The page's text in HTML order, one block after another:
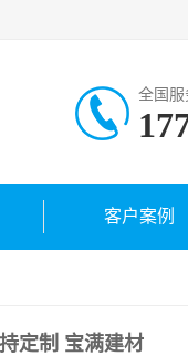
全国服
客户案例
定制 宝满建材